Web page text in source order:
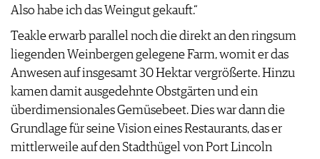
Also habe ich das Weingut gekauft.“
Teakle erwarb parallel noch die direkt an den ringsum
liegenden Weinbergen gelegene Farm, womit er das
Anwesen auf insgesamt 30 Hektar vergrößerte. Hinzu
kamen damit ausgedehnte Obstgärten und ein
überdimensionales Gemüsebeet. Dies war dann die
Grundlage für seine Vision eines Restaurants, das er
mittlerweile auf den Stadthügel von Port Lincoln